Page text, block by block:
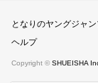
となりのヤングジャ
ヘルプ
Copyright © SHUEISHA